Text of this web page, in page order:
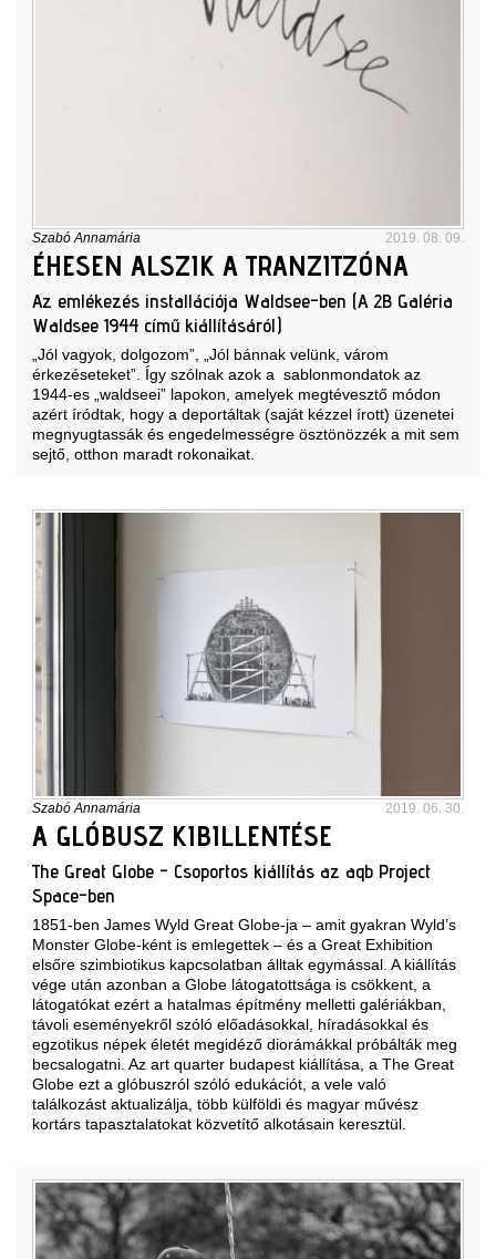
Szabó Annamária 2019. 08. 09.
ÉHESEN ALSZIK A TRANZITZÓNA
Az emlékezés installációja Waldsee-ben (A 2B Galéria
Waldsee 1944 című kiállításáról)
„Jól vagyok, dolgozom”, „Jól bánnak velünk, várom
érkezéseteket”. Így szólnak azok a sablonmondatok az
1944-es „waldseei” lapokon, amelyek megtévesztő módon
azért íródtak, hogy a deportáltak (saját kézzel írott) üzenetei
megnyugtassák és engedelmességre ösztönözzék a mit sem
sejtő, otthon maradt rokonaikat.
Szabó Annamária 2019. 06. 30.
A GLÓBUSZ KIBILLENTÉSE
The Great Globe - Csoportos kiállítás az aqb Project
Space-ben
1851-ben James Wyld Great Globe-ja – amit gyakran Wyld’s
Monster Globe-ként is emlegettek – és a Great Exhibition
elsőre szimbiotikus kapcsolatban álltak egymással. A kiállítás
vége után azonban a Globe látogatottsága is csökkent, a
látogatókat ezért a hatalmas építmény melletti galériákban,
távoli eseményekről szóló előadásokkal, híradásokkal és
egzotikus népek életét megidéző diorámákkal próbálták meg
becsalogatni. Az art quarter budapest kiállítása, a The Great
Globe ezt a glóbuszról szóló edukációt, a vele való
találkozást aktualizálja, több külföldi és magyar művész
kortárs tapasztalatokat közvetítő alkotásain keresztül.